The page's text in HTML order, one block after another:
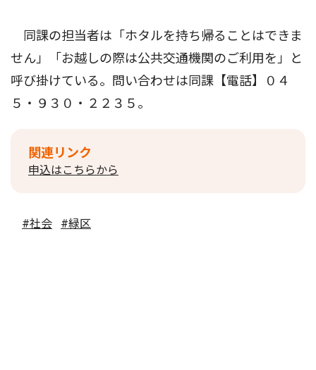
同課の担当者は「ホタルを持ち帰ることはできま
せん」「お越しの際は公共交通機関のご利用を」と
呼び掛けている。問い合わせは同課【電話】０４
５・９３０・２２３５。
関連リンク
申込はこちらから
#社会 #緑区